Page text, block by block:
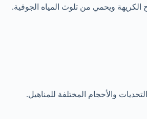
الكريهة ويحمي من تلوث المياه الجوفية.
والأحجام المختلفة للمناهيل.